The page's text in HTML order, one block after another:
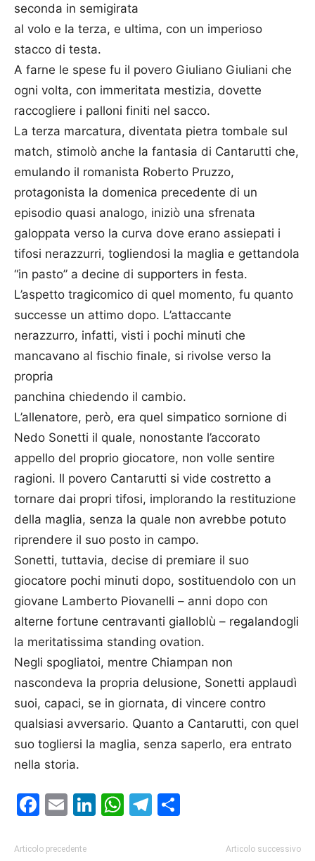
seconda in semigirata
al volo e la terza, e ultima, con un imperioso
stacco di testa.
A farne le spese fu il povero Giuliano Giuliani che
ogni volta, con immeritata mestizia, dovette
raccogliere i palloni finiti nel sacco.
La terza marcatura, diventata pietra tombale sul
match, stimolò anche la fantasia di Cantarutti che,
emulando il romanista Roberto Pruzzo,
protagonista la domenica precedente di un
episodio quasi analogo, iniziò una sfrenata
galoppata verso la curva dove erano assiepati i
tifosi nerazzurri, togliendosi la maglia e gettandola
“in pasto” a decine di supporters in festa.
L’aspetto tragicomico di quel momento, fu quanto
successe un attimo dopo. L’attaccante
nerazzurro, infatti, visti i pochi minuti che
mancavano al fischio finale, si rivolse verso la
propria
panchina chiedendo il cambio.
L’allenatore, però, era quel simpatico sornione di
Nedo Sonetti il quale, nonostante l’accorato
appello del proprio giocatore, non volle sentire
ragioni. Il povero Cantarutti si vide costretto a
tornare dai propri tifosi, implorando la restituzione
della maglia, senza la quale non avrebbe potuto
riprendere il suo posto in campo.
Sonetti, tuttavia, decise di premiare il suo
giocatore pochi minuti dopo, sostituendolo con un
giovane Lamberto Piovanelli – anni dopo con
alterne fortune centravanti gialloblù – regalandogli
la meritatissima standing ovation.
Negli spogliatoi, mentre Chiampan non
nascondeva la propria delusione, Sonetti applaudì
suoi, capaci, se in giornata, di vincere contro
qualsiasi avversario. Quanto a Cantarutti, con quel
suo togliersi la maglia, senza saperlo, era entrato
nella storia.
Facebook
EmailLinkedIn
WhatsApp
Telegram
Articolo precedente Articolo successivo